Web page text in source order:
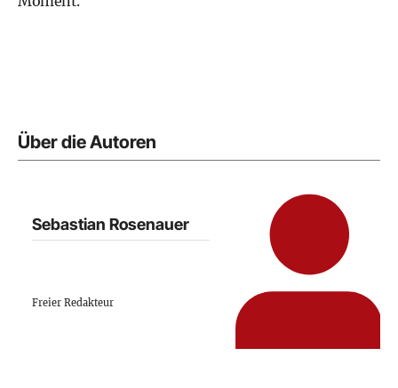
Über die Autoren
Sebastian Rosenauer
Freier Redakteur